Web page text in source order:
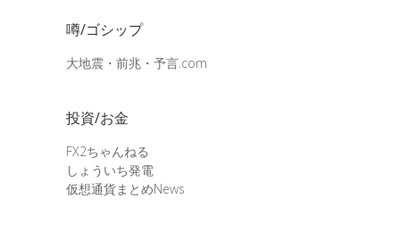
噂/ゴシップ
大地震・前兆・予言.com
投資/お金
FX2ちゃんねる
しょういち発電
仮想通貨まとめNews